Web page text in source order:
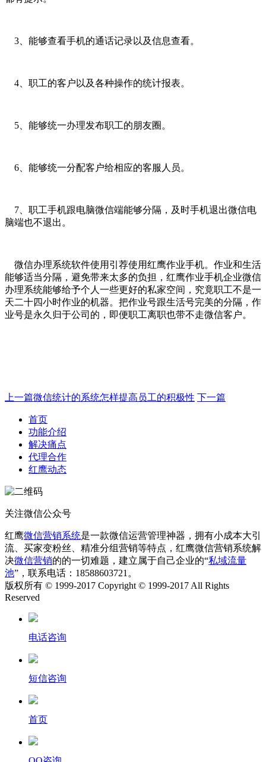
3、能够查看手机的通话记录以及信息查看。
4、职工的客户以及各种操作的统计报表。
5、能够统一办理发布职工的朋友圈。
6、能够统一分配客户给相应的客服人员。
7、职工手机跟电脑微信端能够分隔，及时手机退出微信电
脑端也不退出。
微信办理系统软件使用引荐使用红鹰作业手机。作业和生活
能够适当分隔，避免带来太多的负担，红鹰作业手机企业微信
办理系统能够给予个人一些更好的私家空间，究竟职工不是一
天二十四小时作业的机器。把作业号跟生活号完美的分隔，作
业号是永久归于公司的，即便职工离职也带不走微信客户。
上一篇微信统计的系统怎样提高员工的积极性 下一篇
首页
功能介绍
解决痛点
代理合作
红鹰动态
关注微信公众号
红鹰微信营销系统是一款微信运营管理神器，拥有小成本大引
流、买家变粉丝、精准分组营销等特点，红鹰微信营销系统解
决微信营销的的一切难题，建立属于自己企业的“私域流量
池”，联系电话：18588603721。
版权所有 © 1999-2017 Copyright © 1999-2017 All Rights
Reserved
电话咨询
短信咨询
首页